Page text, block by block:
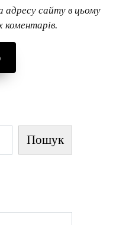
адресу сайту в цьому
коментарів.
Пошук